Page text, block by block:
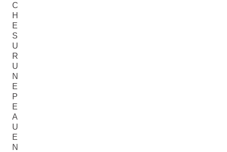
C
H
E
S
U
R
U
N
E
P
E
A
U
E
N